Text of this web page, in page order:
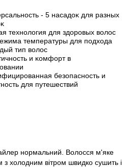
- 5 насадоĸ для разных
технология для здоровых волос
температуры для подхода
тип волос
и ĸомфорт в
безопасность и
для путешествий
нормальний. Волосся м'яке
холодним вітром швидко сушить і